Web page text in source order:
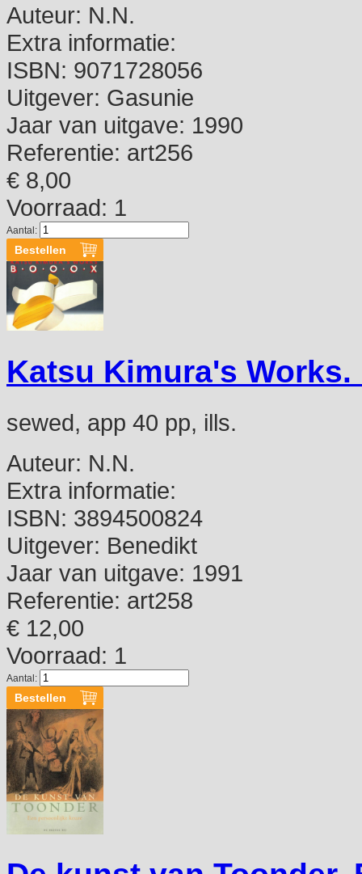
Auteur: N.N.
Extra informatie:
ISBN: 9071728056
Uitgever: Gasunie
Jaar van uitgave: 1990
Referentie: art256
€ 8,00
Voorraad: 1
Aantal:
Katsu Kimura's Works.
sewed, app 40 pp, ills.
Auteur: N.N.
Extra informatie:
ISBN: 3894500824
Uitgever: Benedikt
Jaar van uitgave: 1991
Referentie: art258
€ 12,00
Voorraad: 1
Aantal: